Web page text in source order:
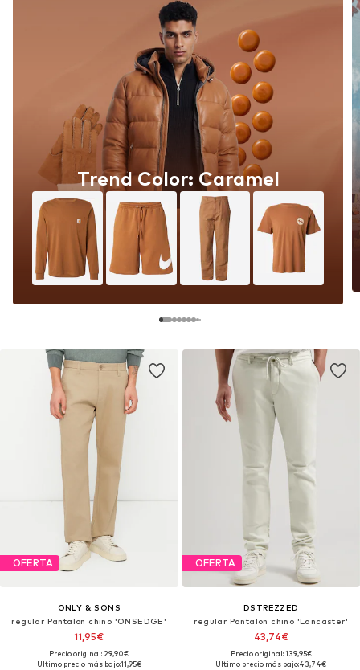
OFERTA
ONLY & SONS
regular Pantalón chino 'ONSEDGE'
11,95€
Precio original: 29,90€
Último precio más bajo:11,95€
Trend Color: Caramel
OFERTA
DSTREZZED
regular Pantalón chino 'Lancaster'
43,74€
Precio original: 139,95€
Último precio más bajo:43,74€